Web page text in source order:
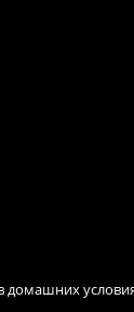
домашних